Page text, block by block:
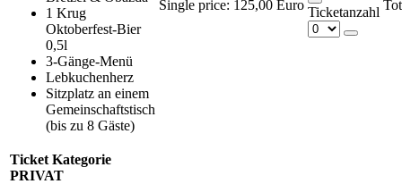
1 Krug
Oktoberfest-Bier
0,5l
3-Gänge-Menü
Lebkuchenherz
Sitzplatz an einem
Gemeinschaftstisch
(bis zu 8 Gäste)
Single price: 125,00 Euro Ticketanzahl
Ticket Kategorie
PRIVAT